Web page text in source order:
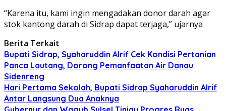
“Karena itu, kami ingin mengadakan donor darah agar
stok kantong darah di Sidrap dapat terjaga,” ujarnya
Berita Terkait
Bupati Sidrap, Syaharuddin Alrif Cek Kondisi Pertanian
Panca Lautang, Dorong Pemanfaatan Air Danau
Sidenreng
Hari Pertama Sekolah, Bupati Sidrap Syaharuddin Alrif
Antar Langsung Dua Anaknya